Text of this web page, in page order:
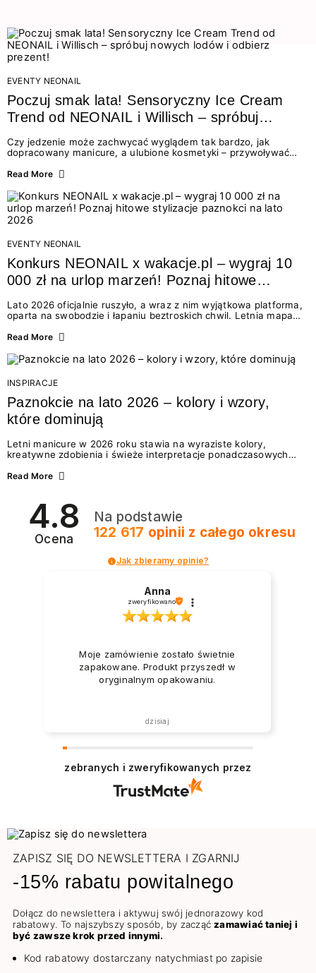
EVENTY NEONAIL
Poczuj smak lata! Sensoryczny Ice Cream
Trend od NEONAIL i Willisch – spróbuj
nowych lodów i odbierz prezent!
Czy jedzenie może zachwycać wyglądem tak bardzo, jak
dopracowany manicure, a ulubione kosmetyki – przywoływać
świata beauty i oszałamiających deserów to coś więcej niż
zmysłami: przez soczysty kolor, aksamitną teksturę,
orzeźwiający zapach i słodki akcent na podniebieniu. Tego lata
NEONAIL łączy siły z marką Willisch, tworząc unikalny projekt
na styku jedzenia i piękna....
Read More
EVENTY NEONAIL
Konkurs NEONAIL x wakacje.pl – wygraj 10
000 zł na urlop marzeń! Poznaj hitowe
Lato 2026 oficjalnie ruszyło, a wraz z nim wyjątkowa platforma,
oparta na swobodzie i łapaniu beztroskich chwil. Letnia mapa
doświadczenia wakacji – od spontanicznych wyjazdów, przez
Motywem przewodnim jest eksplorowanie i kolekcjonowanie
letnich momentów. Z tej okazji przygotowaliśmy coś absolutnie
wyjątkowego: wielki konkurs z wakacje.pl oraz dawkę
najgorętszych trendów w...
Read More
INSPIRACJE
Paznokcie na lato 2026 – kolory i wzory,
które dominują
Letni manicure w 2026 roku stawia na wyraziste kolory,
kreatywne zdobienia i świeże interpretacje ponadczasowych
zarówno energetycznych odcieni inspirowanych wakacjami, jak
2026? Znajdź inspirację dla swojego manicure!
Read More
4.8
Ocena
Na podstawie
122 617 opinii z całego okresu
Jak zbieramy opinie?
Anna
zweryfikowano
Moje zamówienie zostało świetnie
zapakowane. Produkt przyszedł w
oryginalnym opakowaniu.
dzisiaj
zebranych i zweryfikowanych przez
ZAPISZ SIĘ DO NEWSLETTERA I ZGARNIJ
-15% rabatu powitalnego
Dołącz do newslettera i aktywuj swój jednorazowy kod
rabatowy. To najszybszy sposób, by zacząćzamawiać taniej i
być zawsze krok przed innymi.
Kod rabatowy dostarczany natychmiast po zapisie